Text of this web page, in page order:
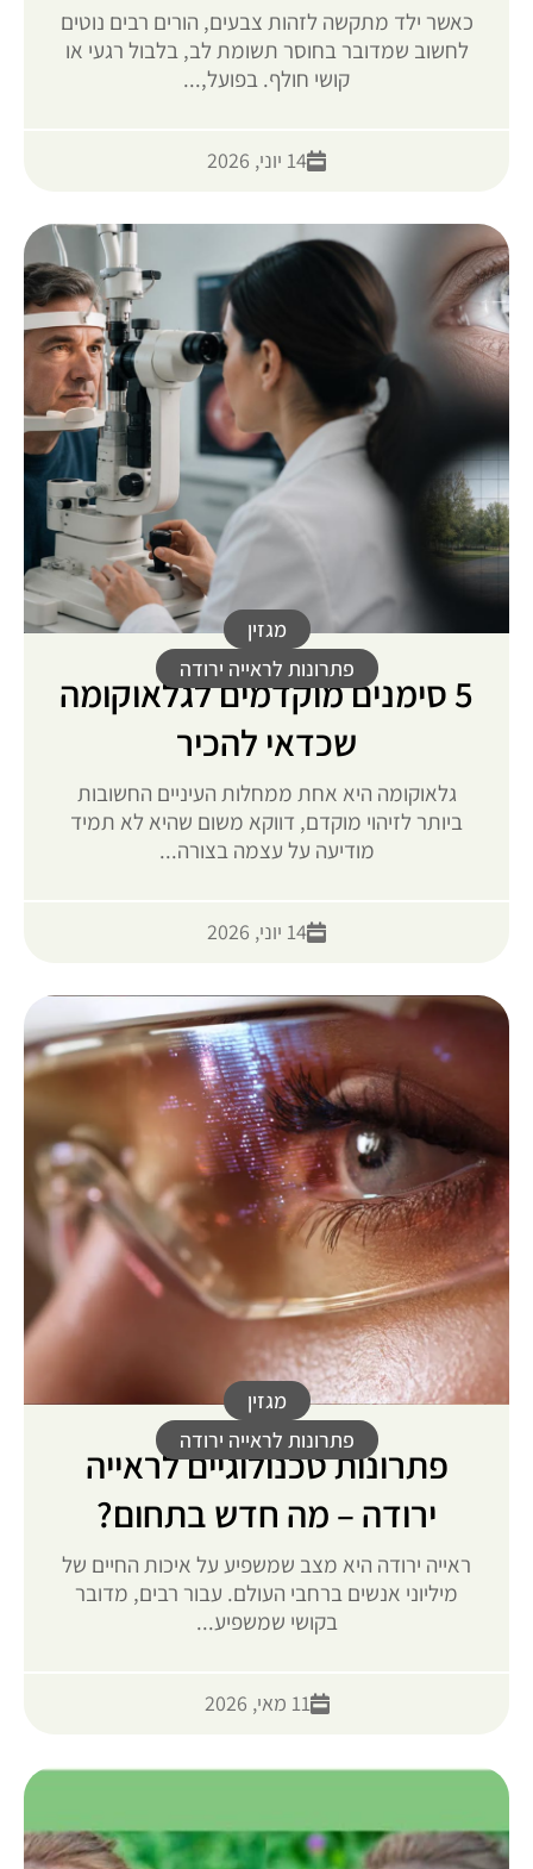
כאשר ילד מתקשה לזהות צבעים, הורים רבים נוטים
לחשוב שמדובר בחוסר תשומת לב, בלבול רגעי או
קושי חולף. בפועל,...
14 יוני, 2026
מגזין
פתרונות לראייה ירודה
5 סימנים מוקדמים לגלאוקומה
שכדאי להכיר
גלאוקומה היא אחת ממחלות העיניים החשובות
ביותר לזיהוי מוקדם, דווקא משום שהיא לא תמיד
מודיעה על עצמה בצורה...
14 יוני, 2026
מגזין
פתרונות לראייה ירודה
פתרונות טכנולוגיים לראייה
ירודה – מה חדש בתחום?
ראייה ירודה היא מצב שמשפיע על איכות החיים של
מיליוני אנשים ברחבי העולם. עבור רבים, מדובר
בקושי שמשפיע...
11 מאי, 2026